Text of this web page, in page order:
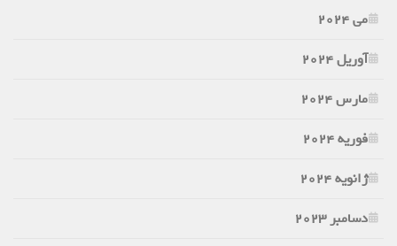
می 2024
آوریل 2024
مارس 2024
فوریه 2024
ژانویه 2024
دسامبر 2023